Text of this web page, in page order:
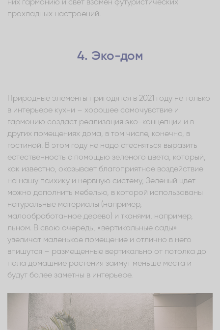
них гармонию и свет взамен футуристических
прохладных настроений.
4. Эко-дом
Природные элементы пригодятся в 2021 году не только
в интерьере кухни – хорошее самочувствие и
гармонию создаст реализация эко-концепции и в
других помещениях дома, в том числе, конечно, в
гостиной. В этом году не надо стесняться выразить
естественность с помощью зеленого цвета, который,
как известно, оказывает благоприятное воздействие
на нашу психику и нервную систему, Зеленый цвет
можно дополнить мебелью, в которой использованы
натуральные материалы (например,
малообработанное дерево) и тканями, например,
льном. В свою очередь, «вертикальные сады»
увеличат маленькое помещение и отлично в него
впишутся – размещенные вертикально от потолка до
пола домашние растения займут меньше места и
будут более заметны в интерьере.